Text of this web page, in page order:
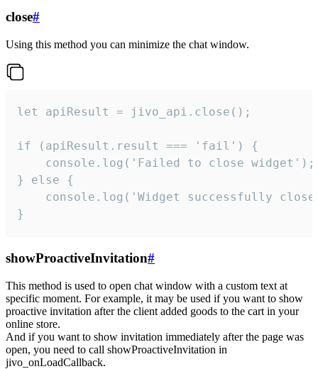
close#
Using this method you can minimize the chat window.
let apiResult = jivo_api.close();
if (apiResult.result === 'fail') {
    console.log('Failed to close widget');
} else {
console.log('Widget successfully
}
showProactiveInvitation#
This method is used to open chat window with a custom text at
specific moment. For example, it may be used if you want to show
proactive invitation after the client added goods to the cart in your
online store.
And if you want to show invitation immediately after the page was
open, you need to call showProactiveInvitation in
jivo_onLoadCallback.